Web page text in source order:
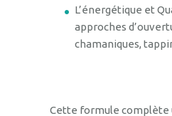
L’énergétique et
approches
chamaniques,
Cette formule complète